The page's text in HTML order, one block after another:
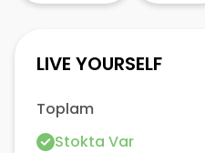
LIVE YOURSELF
Toplam
Stokta Var